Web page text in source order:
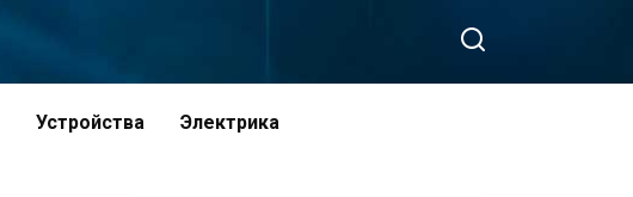
Устройства Электрика